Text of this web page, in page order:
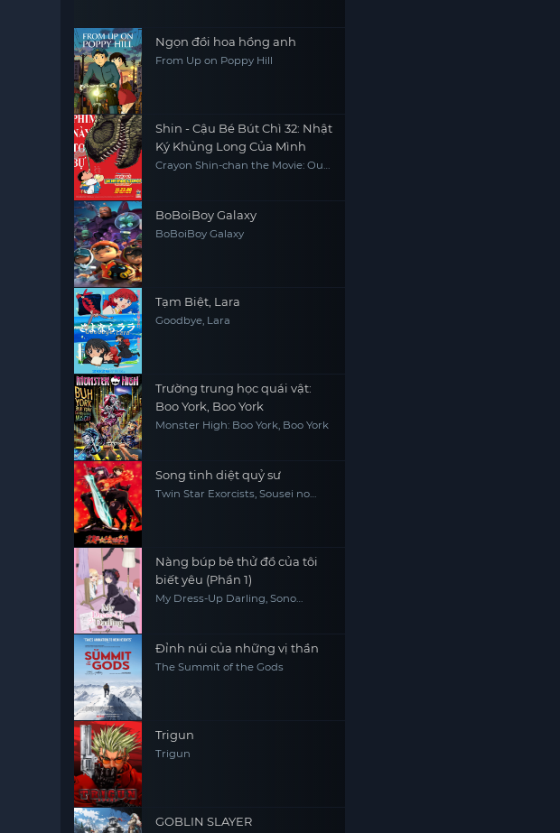
Ngọn đồi hoa hồng anh
From Up on Poppy Hill
Shin - Cậu Bé Bút Chì 32: Nhật
Ký Khủng Long Của Mình
Crayon Shin-chan the Movie: Our
BoBoiBoy Galaxy
BoBoiBoy Galaxy
Tạm Biệt, Lara
Goodbye, Lara
Trường trung học quái vật:
Boo York, Boo York
Monster High: Boo York, Boo York
Song tinh diệt quỷ sư
Twin Star Exorcists, Sousei no
Nàng búp bê thử đồ của tôi
biết yêu (Phần 1)
My Dress-Up Darling, Sono
Đỉnh núi của những vị thần
The Summit of the Gods
Trigun
Trigun
GOBLIN SLAYER